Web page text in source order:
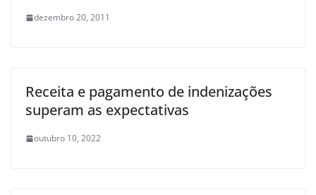
dezembro 20, 2011
Receita e pagamento de indenizações
superam as expectativas
outubro 10, 2022